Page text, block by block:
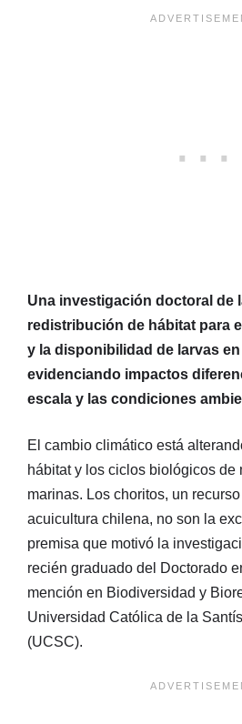
Una investigación doctoral de
redistribución de hábitat para
y la disponibilidad de larvas
evidenciando impactos
escala y las condiciones
El cambio climático está
hábitat y los ciclos biológicos de
marinas. Los choritos, un
acuicultura chilena, no son la
premisa que motivó la
recién graduado del Doctorado
mención en Biodiversidad y
Universidad Católica de la
(UCSC).